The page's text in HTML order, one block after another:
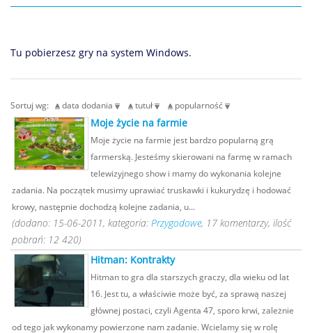
Tu pobierzesz gry na system Windows.
Sortuj wg: data dodania tutuł popularność
Moje życie na farmie
Moje życie na farmie jest bardzo popularną grą
farmerską. Jesteśmy skierowani na farmę w ramach
telewizyjnego show i mamy do wykonania kolejne
zadania. Na początek musimy uprawiać truskawki i kukurydzę i hodować
krowy, następnie dochodzą kolejne zadania, u...
(dodano: 15-06-2011, kategoria: Przygodowe, 17 komentarzy, ilość
pobrań: 12 420)
Hitman: Kontrakty
Hitman to gra dla starszych graczy, dla wieku od lat
16. Jest tu, a właściwie może być, za sprawą naszej
głównej postaci, czyli Agenta 47, sporo krwi, zależnie
od tego jak wykonamy powierzone nam zadanie. Wcielamy się w rolę